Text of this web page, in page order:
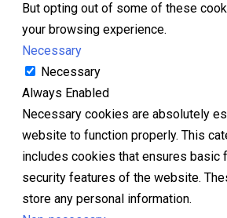
But opting out of some of these
your browsing experience.
Necessary
Necessary
Always Enabled
Necessary cookies are absolutely
website to function properly. This
includes cookies that ensures basic
security features of the website.
store any personal information.